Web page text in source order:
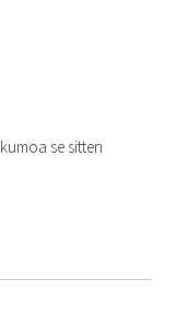
se sitten